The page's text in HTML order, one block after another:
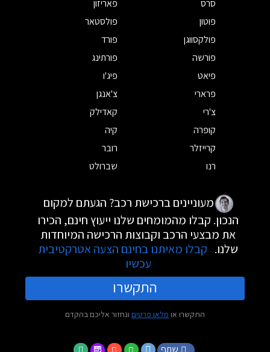
סרס
פאריזון
פוטון
פולסטאר
פולקסווגן
פורד
פורשה
פורתינג
פיאט
פיג'ו
פרארי
צ'אנגן
צ'רי
קאדילק
קופרה
קיה
קרייזלר
רובר
רנו
שברולט
מעוניינים ברכישת רכב? הגעתם למקום
הנכון. קבלו מהמומחים שלנו ייעוץ חינם, הכירו
את מבצעי הרכב וקבוצות הרכישה המיוחדות
שלנו. קבלו מאיתנו בחינם הצעה אטרקטיבית
עכשיו
התקשרו
התקשרו או מלאו פרטים ונחזור אליכם בהקדם